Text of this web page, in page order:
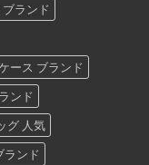
ランド
ース ブランド
ンド
グ 人気
ランド